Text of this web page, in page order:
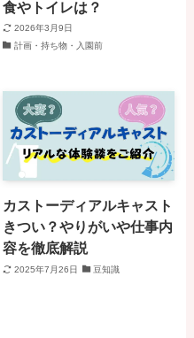
食やトイレは？
2026年3月9日
計画・持ち物・入園前
カストーディアルキャスト
きつい？やりがいや仕事内
容を徹底解説
2025年7月26日 豆知識